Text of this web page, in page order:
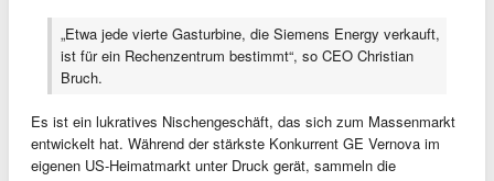
„Etwa jede vierte Gasturbine, die Siemens Energy verkauft,
ist für ein Rechenzentrum bestimmt“, so CEO Christian
Bruch.
Es ist ein lukratives Nischengeschäft, das sich zum Massenmarkt
entwickelt hat. Während der stärkste Konkurrent GE Vernova im
eigenen US-Heimatmarkt unter Druck gerät, sammeln die